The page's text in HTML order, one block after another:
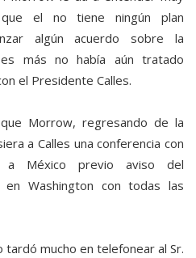
el no tiene ningún plan
algún acuerdo sobre la
más no había aún tratado
el Presidente Calles.
Morrow, regresando de la
a Calles una conferencia con
México previo aviso del
Washington con todas las
tardó mucho en telefonear al Sr.